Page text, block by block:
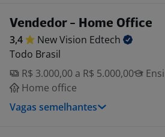
Vendedor - Home Office
3,4 New Vision Edtech
Todo Brasil
R$ 3.000,00 a R$ 5.000,00
Home office
Vagas semelhantes